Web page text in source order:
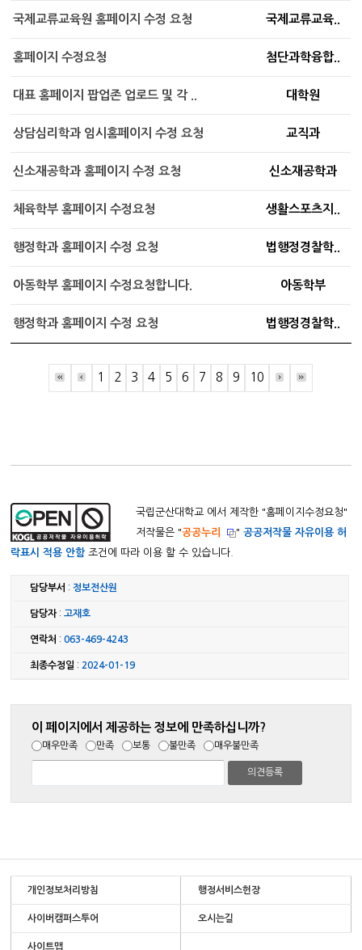
국제교류교육원 홈페이지 수정 요청 국제교류교육..
홈페이지 수정요청 첨단과학융합..
대표 홈페이지 팝업존 업로드 및 각 .. 대학원
상담심리학과 임시홈페이지 수정 요청 교직과
신소재공학과 홈페이지 수정 요청 신소재공학과
체육학부 홈페이지 수정요청 생활스포츠지..
행정학과 홈페이지 수정 요청 법행정경찰학..
아동학부 홈페이지 수정요청합니다. 아동학부
행정학과 홈페이지 수정 요청 법행정경찰학..
1 2 3 4 5 6 7 8 9 10
국립군산대학교 에서 제작한 "홈페이지수정요청"
저작물은 "공공누리 "공공저작물 자유이용 허
락표시 적용 안함조건에 따라 이용 할 수 있습니다.
담당부서 : 정보전산원
담당자:고재호
연락처 :063-469-4243
최종수정일 : 2024-01-19
이 페이지에서 제공하는 정보에 만족하십니까?
매우만족 만족 보통 불만족 매우불만족
개인정보처리방침 행정서비스헌장
사이버캠퍼스투어 오시는길
사이트맵